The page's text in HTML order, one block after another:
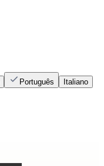
Português
Italiano